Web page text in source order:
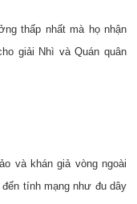
thấp nhất mà họ nhận
giải Nhì và Quán quân
và khán giả vòng ngoài
tính mạng như đu dây